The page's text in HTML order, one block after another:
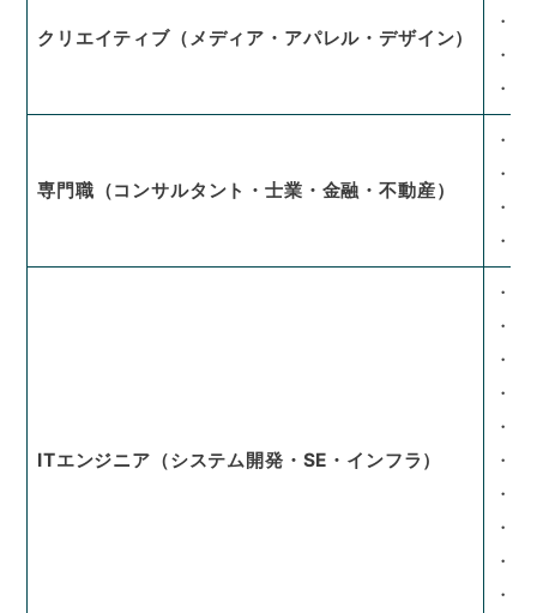
クリエイティブ（メディア・アパレル・デザイン）
・
・
・
専門職（コンサルタント・士業・金融・不動産）
・
・
・
・
ITエンジニア（システム開発・SE・インフラ）
・
・
・
・
・
・
・
・
・
・